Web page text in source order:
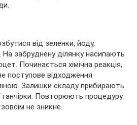
від зеленки, йоду,
На забруднену ділянку насипають
Починається хімічна реакція,
поступове відходження
Залишки складу прибирають
Повторюють процедуру
не зникне.